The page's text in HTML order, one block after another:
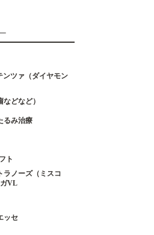
ンツァ（ダイヤモン
どなど）
るみ治療
ト
ラノーズ（ミスコ
VL
ッセ